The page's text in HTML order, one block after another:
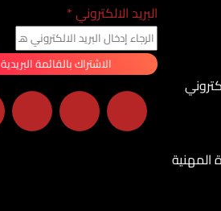
المهنية
البريد الالكتروني*
الاشتراك بالقائمة البريدية